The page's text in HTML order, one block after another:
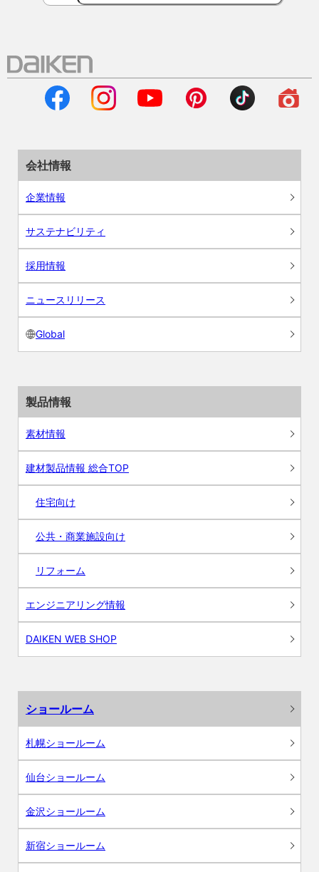
会社情報
企業情報
サステナビリティ
採用情報
ニュースリリース
Global
製品情報
素材情報
建材製品情報 総合TOP
住宅向け
公共・商業施設向け
リフォーム
エンジニアリング情報
DAIKEN WEB SHOP
ショールーム
札幌ショールーム
仙台ショールーム
金沢ショールーム
新宿ショールーム